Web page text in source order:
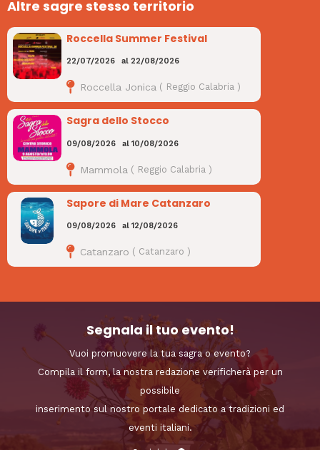
Altre sagre stesso territorio
Roccella Summer Festival
22/07/2026 al 22/08/2026
Roccella Jonica ( Reggio Calabria )
Sagra dello Stocco
09/08/2026 al10/08/2026
Mammola ( Reggio Calabria )
Sapore di Mare Catanzaro
09/08/2026 al12/08/2026
Catanzaro ( Catanzaro )
Segnala il tuo evento!
Vuoi promuovere la tua sagra o evento?
Compila il form, la nostra redazione verificherà per un
possibile
inserimento sul nostro portale dedicato a tradizioni ed
eventi italiani.